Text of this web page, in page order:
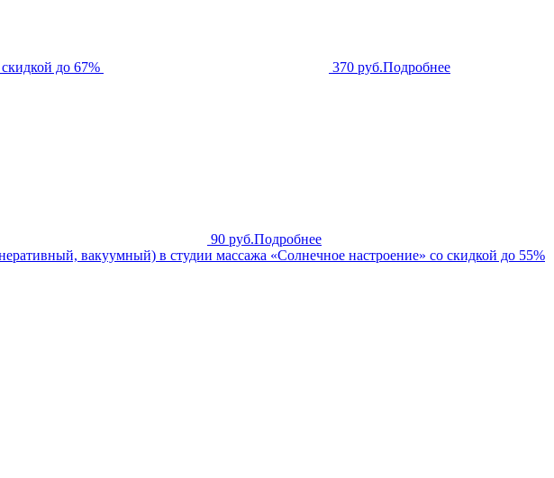
до 67% 370 руб.Подробнее
90 руб.Подробнее
вакуумный) в студии массажа «Солнечное настроение» со скидкой до 55%